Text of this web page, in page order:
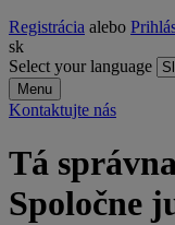
Registrácia alebo
sk
Select your language
Menu
Kontaktujte nás
Tá
Spoločne